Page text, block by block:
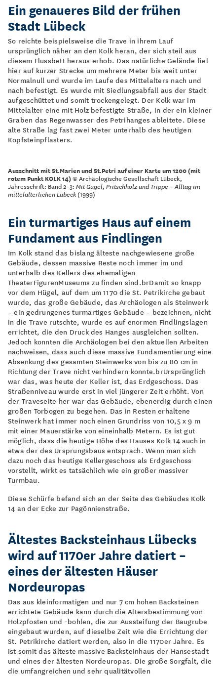
Ein genaueres Bild der frühen
Stadt Lübeck
So reichte beispielsweise die Trave in ihrem Lauf
ursprünglich näher an den Kolk heran, der sich steil aus
diesem Flussbett heraus erhob. Das natürliche Gelände fiel
hier auf kurzer Strecke um mehrere Meter bis weit unter
Normalnull und wurde im Laufe des Mittelalters nach und
nach befestigt. Es wurde mit Siedlungsabfall aus der Stadt
aufgeschüttet und somit trockengelegt. Der Kolk war im
Mittelalter eine mit Holz befestigte Straße, in der ein kleiner
Graben das Regenwasser des Petrihanges ableitete. Diese
alte Straße lag fast zwei Meter unterhalb des heutigen
Kopfsteinpflasters.
Ausschnitt mit St.Marien und St.Petri auf einer Karte um 1200 (mit
rotem Punkt KOLK 14)© Archäologische Gesellschaft Lübeck,
Jahresschrift: Band 2–3: Mit Gugel, Pritschholz und Trippe – Alltag im
mittelalterlichen Lübeck(1999)
Ein turmartiges Haus auf einem
Fundament aus Findlingen
Im Kolk stand das bislang älteste nachgewiesene große
Gebäude, dessen massive Reste noch immer im und
unterhalb des Kellers des ehemaligen
TheaterFigurenMuseums zu finden sind.brDamit so knapp
vor dem Hügel, auf dem um 1170 die St. Petrikirche gebaut
wurde, das große Gebäude, das Archäologen als Steinwerk
– ein gedrungenes turmartiges Gebäude – bezeichnen, nicht
in die Trave rutschte, wurde es auf enormen Findlingslagen
errichtet, die den Druck des Hanges ausgleichen sollten.
Jedoch konnten die Archäologen bei den aktuellen Arbeiten
nachweisen, dass auch diese massive Fundamentierung eine
Absenkung des gesamten Steinwerks von bis zu 80 cm in
Richtung der Trave nicht verhindern konnte.brUrsprünglich
war das, was heute der Keller ist, das Erdgeschoss. Das
Straßenniveau wurde erst in viel jüngerer Zeit erhöht. Von
der Traveseite her war das Gebäude, ebenerdig durch einen
großen Torbogen zu begehen. Das in Resten erhaltene
Steinwerk hat immer noch einen Grundriss von 10,5 x 9 m
mit einer Mauerstärke von eineinhalb Metern. Es ist gut
möglich, dass die heutige Höhe des Hauses Kolk 14 auch in
etwa der des Ursprungsbaus entsprach. Wenn man sich
dazu noch das heutige Kellergeschoss als Erdgeschoss
vorstellt, wirkt es tatsächlich wie ein großer massiver
Turmbau.
Diese Schürfe befand sich an der Seite des Gebäudes Kolk
14 an der Ecke zur Pagönnienstraße.
Ältestes Backsteinhaus Lübecks
wird auf 1170er Jahre datiert –
eines der ältesten Häuser
Nordeuropas
Das aus kleinformatigen und nur 7 cm hohen Backsteinen
errichtete Gebäude kann durch die Altersbestimmung von
Holzpfosten und -bohlen, die zur Aussteifung der Baugrube
eingebaut wurden, auf dieselbe Zeit wie die Errichtung der
St. Petrikirche datiert werden, also in die 1170er Jahre. Es
ist somit das älteste massive Backsteinhaus der Hansestadt
und eines der ältesten Nordeuropas. Die große Sorgfalt, die
die umfangreichen und sehr qualitätvollen